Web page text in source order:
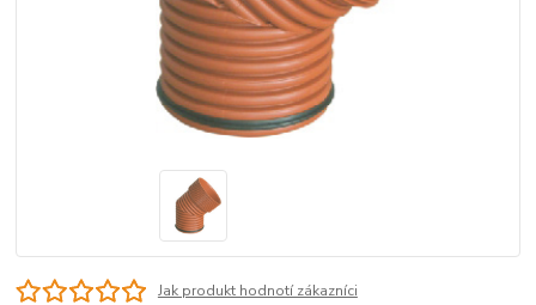
Jak produkt hodnotí zákazníci